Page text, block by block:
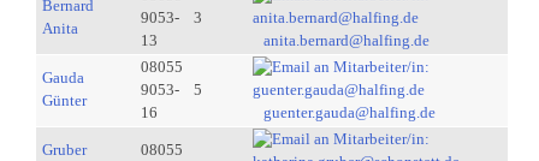
Bernard
Anita
9053-
13
3
anita.bernard@halfing.de
Gauda
Günter
08055
9053-
16
5
guenter.gauda@halfing.de
Gruber
08055